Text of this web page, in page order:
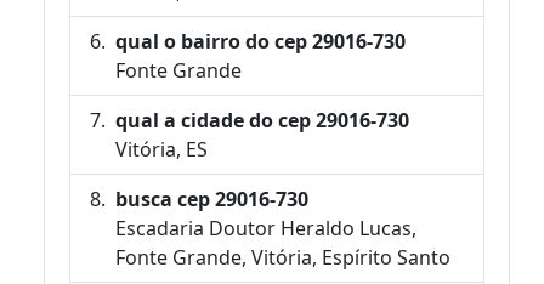
qual o bairro do cep 29016-730
Fonte Grande
qual a cidade do cep 29016-730
Vitória, ES
busca cep 29016-730
Escadaria Doutor Heraldo Lucas,
Fonte Grande, Vitória, Espírito Santo